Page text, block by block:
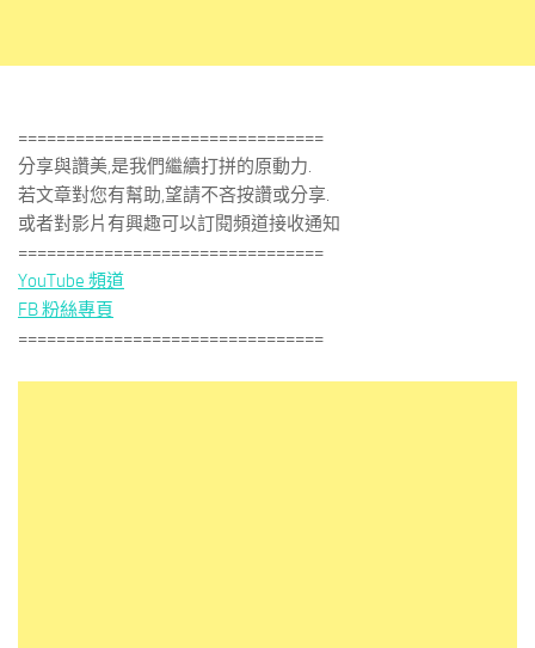
================================
分享與讚美,是我們繼續打拼的原動力.
若文章對您有幫助,望請不吝按讚或分享.
或者對影片有興趣可以訂閱頻道接收通知
================================
YouTube 頻道
FB 粉絲專頁
================================